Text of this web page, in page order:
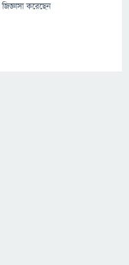
জিজ্ঞাসাকরেছেন